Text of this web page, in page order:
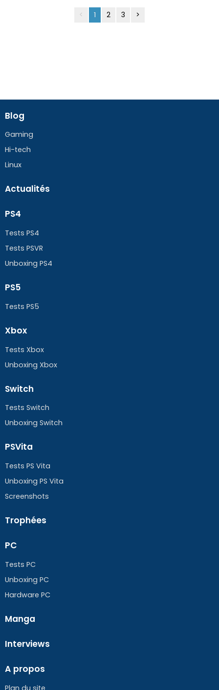
< 1 2 3 >
Blog
Gaming
Hi-tech
Linux
Actualités
PS4
Tests PS4
Tests PSVR
Unboxing PS4
PS5
Tests PS5
Xbox
Tests Xbox
Unboxing Xbox
Switch
Tests Switch
Unboxing Switch
PSVita
Tests PS Vita
Unboxing PS Vita
Screenshots
Trophées
PC
Tests PC
Unboxing PC
Hardware PC
Manga
Interviews
A propos
Plan du site